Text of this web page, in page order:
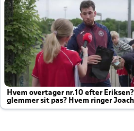
Hvem overtager nr.10 efter
glemmer sit pas? Hvem ringer
altid til efter kampe?